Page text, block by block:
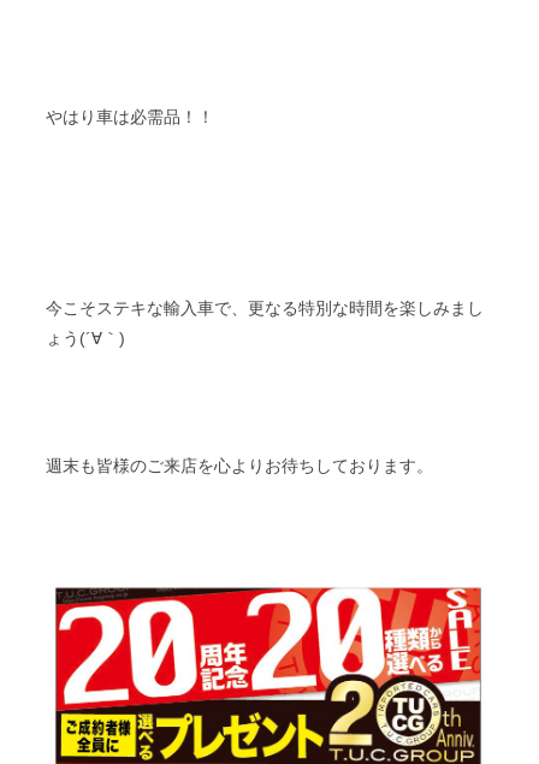
やはり車は必需品！！
今こそステキな輸入車で、更なる特別な時間を楽しみまし
ょう(´∀｀)
週末も皆様のご来店を心よりお待ちしております。